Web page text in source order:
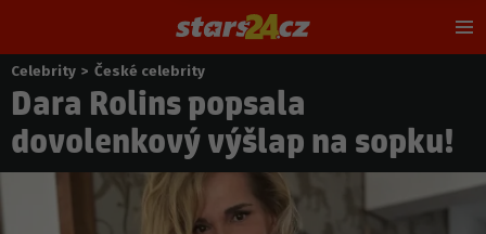
Nacházíte
se
zde:
Celebrity > České celebrity
Dara Rolins popsala
dovolenkový výšlap na sopku!